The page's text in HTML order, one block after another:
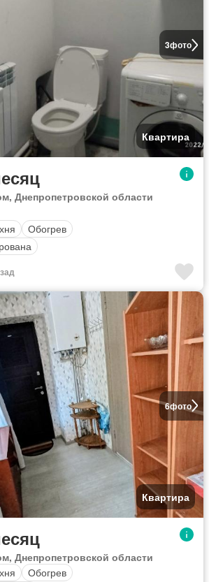
3фото
Квартира
Днепропетровской области
Обогрев
6фото
Квартира
Днепропетровской области
Обогрев